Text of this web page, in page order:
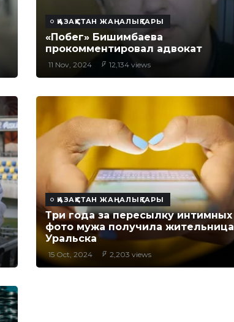
ҚАЗАҚСТАН ЖАҢАЛЫҚТАРЫ
«Побег» Бишимбаева
прокомментировал адвокат
11 Nov, 2024 12,134 views
ҚАЗАҚСТАН ЖАҢАЛЫҚТАРЫ
Три года за пересылку интимных
фото мужа получила жительница
Уральска
15 Oct, 2024 2,203 views